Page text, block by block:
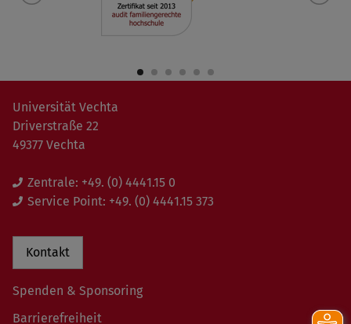
Universität Vechta
Driverstraße 22
49377 Vechta
Zentrale: +49. (0) 4441.15 0
Service Point: +49. (0) 4441.15 373
Kontakt
Spenden & Sponsoring
Barrierefreiheit